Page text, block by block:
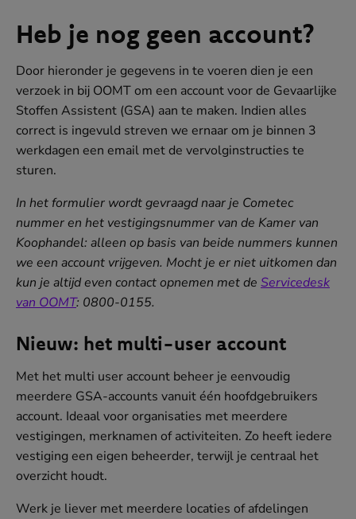
r
Heb je nog geen account?
Door hieronder je gegevens in te voeren dien je een
verzoek in bij OOMT om een account voor de Gevaarlijke
Stoffen Assistent (GSA) aan te maken. Indien alles
correct is ingevuld streven we ernaar om je binnen 3
werkdagen een email met de vervolginstructies te
sturen.
In het formulier wordt gevraagd naar je Cometec
nummer en het vestigingsnummer van de Kamer van
Koophandel: alleen op basis van beide nummers kunnen
we een account vrijgeven. Mocht je er niet uitkomen dan
kun je altijd even contact opnemen met de Servicedesk
van OOMT: 0800-0155.
Nieuw: het multi-user account
Met het multi user account beheer je eenvoudig
meerdere GSA-accounts vanuit één hoofdgebruikers
account. Ideaal voor organisaties met meerdere
vestigingen, merknamen of activiteiten. Zo heeft iedere
vestiging een eigen beheerder, terwijl je centraal het
overzicht houdt.
Werk je liever met meerdere locaties of afdelingen